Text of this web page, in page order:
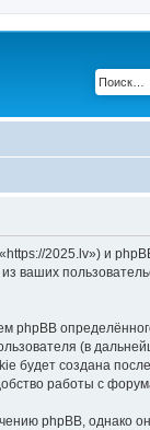
2025.lv») и
ваших
phpBB
(в
будет создана
работы с
phpBB, однако